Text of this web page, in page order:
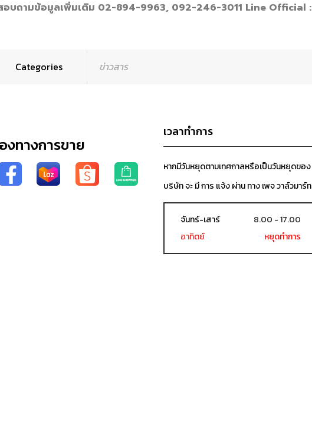
อบถามข้อมูลเพิ่มเติม 02-894-9963, 092-246-3011 Line Official :
Categories ข่าวสาร
งทางการขาย
เวลาทำการ
หากมีวันหยุดตามเทศกาลหรือเป็นวันหยุดของ
บริษัท จะ มี การ แจ้ง ผ่าน ทาง เพจ วาล์วมาร์ท
จันทร์-เสาร์
8.00 - 17.00
อาทิตย์
หยุดทำการ